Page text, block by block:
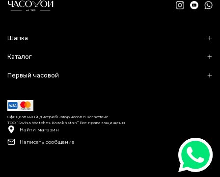
Шапка
Каталог
Первый часовой
Найти магазин
Написать сообщение
ТОО “Swiss Watches Kazakhstan” Все права защищены
Официальный дистрибьютор часов в Казахстане